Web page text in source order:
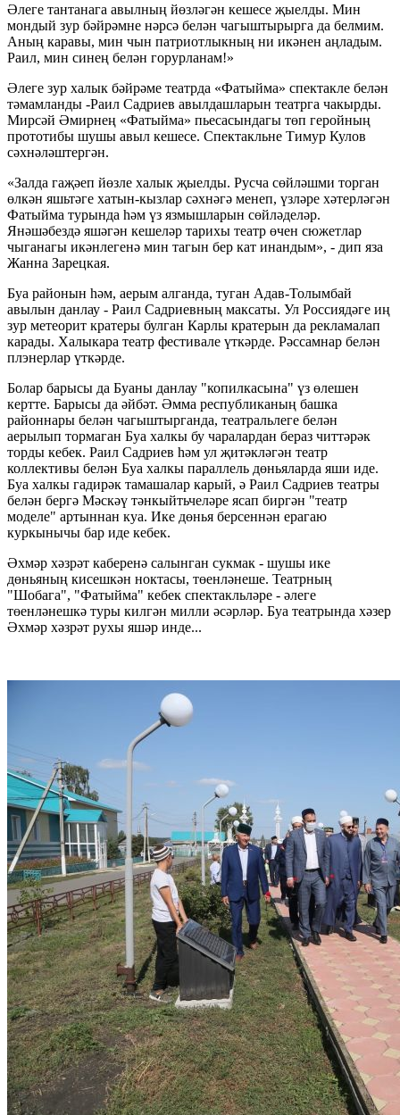
Әлеге тантанага авылның йөзләгән кешесе җыелды. Мин
мондый зур бәйрәмне нәрсә белән чагыштырырга да белмим.
Аның каравы, мин чын патриотлыкның ни икәнен аңладым.
Раил, мин синең белән горурланам!»
Әлеге зур халык бәйрәме театрда «Фатыйма» спектакле белән
тәмамланды -Раил Садриев авылдашларын театрга чакырды.
Мирсәй Әмирнең «Фатыйма» пьесасындагы төп геройның
прототибы шушы авыл кешесе. Спектакльне Тимур Кулов
сәхнәләштергән.
«Залда гаҗәеп йөзле халык җыелды. Русча сөйләшми торган
өлкән яшьтәге хатын-кызлар сәхнәгә менеп, үзләре хәтерләгән
Фатыйма турында һәм үз язмышларын сөйләделәр.
Янәшәбездә яшәгән кешеләр тарихы театр өчен сюжетлар
чыганагы икәнлегенә мин тагын бер кат инандым», - дип яза
Жанна Зарецкая.
Буа районын һәм, аерым алганда, туган Адав-Толымбай
авылын данлау - Раил Садриевның максаты. Ул Россиядәге иң
зур метеорит кратеры булган Карлы кратерын да рекламалап
карады. Халыкара театр фестивале үткәрде. Рәссамнар белән
плэнерлар үткәрде.
Болар барысы да Буаны данлау "копилкасына" үз өлешен
кертте. Барысы да әйбәт. Әмма республиканың башка
районнары белән чагыштырганда, театральлеге белән
аерылып тормаган Буа халкы бу чаралардан бераз читтәрәк
торды кебек. Раил Садриев һәм ул җитәкләгән театр
коллективы белән Буа халкы параллель дөньяларда яши иде.
Буа халкы гадирәк тамашалар карый, ә Раил Садриев театры
белән бергә Мәскәү тәнкыйтьчеләре ясап биргән "театр
моделе" артыннан куа. Ике дөнья берсеннән ерагаю
куркынычы бар иде кебек.
Әхмәр хәзрәт каберенә салынган сукмак - шушы ике
дөньяның кисешкән ноктасы, төенләнеше. Театрның
"Шобага", "Фатыйма" кебек спектакльләре - әлеге
төенләнешкә туры килгән милли әсәрләр. Буа театрында хәзер
Әхмәр хәзрәт рухы яшәр инде...